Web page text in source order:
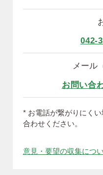
042-
メール
お問い合
* お電話が繋がりにく
合わせください。
意見・要望の収集につ